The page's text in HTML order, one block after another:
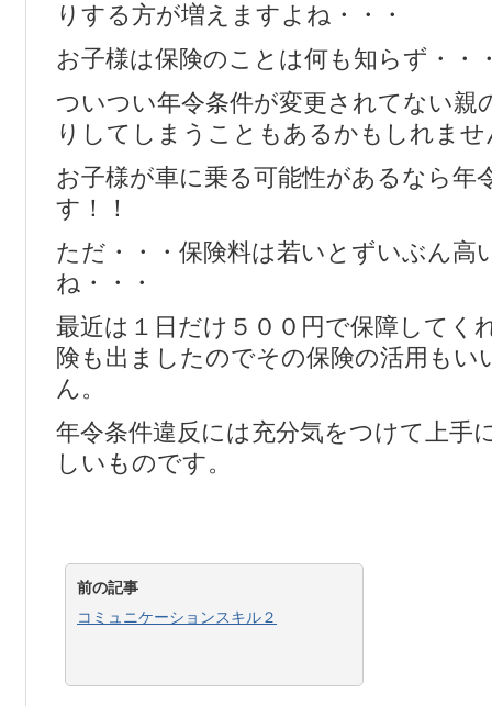
りする方が増えますよね・・・
お子様は保険のことは何も知らず・・
ついつい年令条件が変更されてない親
りしてしまうこともあるかもしれませ
お子様が車に乗る可能性があるなら年
す！！
ただ・・・保険料は若いとずいぶん高
ね・・・
最近は１日だけ５００円で保障してく
険も出ましたのでその保険の活用もい
ん。
年令条件違反には充分気をつけて上手
しいものです。
前の記事
コミュニケーションスキル２